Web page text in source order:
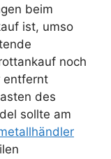
beim
ist, umso
noch
entfernt
des
sollte am